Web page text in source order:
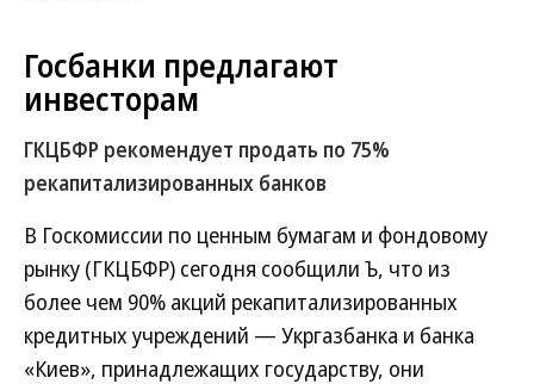
Госбанки предлагают
инвесторам
ГКЦБФР рекомендует продать по 75%
рекапитализированных банков
В Госкомиссии по ценным бумагам и фондовому
рынку (ГКЦБФР) сегодня сообщили Ъ, что из
более чем 90% акций рекапитализированных
кредитных учреждений — Укргазбанка и банка
«Киев», принадлежащих государству, они